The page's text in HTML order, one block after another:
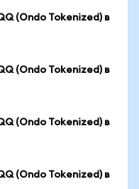
(Ondo Tokenized) в
(Ondo Tokenized) в
(Ondo Tokenized) в
(Ondo Tokenized) в